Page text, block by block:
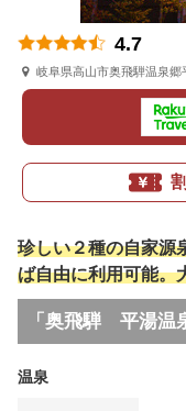
4.7
岐阜県高山市奥飛騨温泉郷
珍しい２種の自家源
ば自由に利用可能。
「奥飛騨 平湯温
温泉